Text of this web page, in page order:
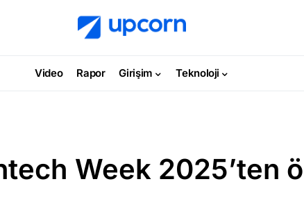
Video Rapor Girişim Teknoloji
Week 2025’ten